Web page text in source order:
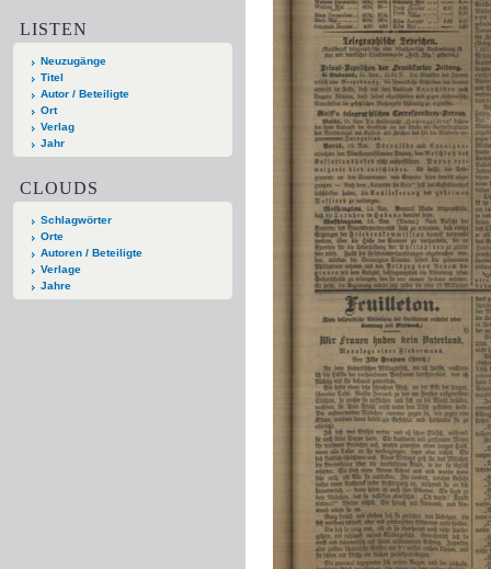
LISTEN
Neuzugänge
Titel
Autor / Beteiligte
Ort
Verlag
Jahr
CLOUDS
Schlagwörter
Orte
Autoren / Beteiligte
Verlage
Jahre